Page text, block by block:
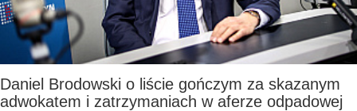
Daniel Brodowski o liście gończym za skazanym
adwokatem i zatrzymaniach w aferze odpadowej